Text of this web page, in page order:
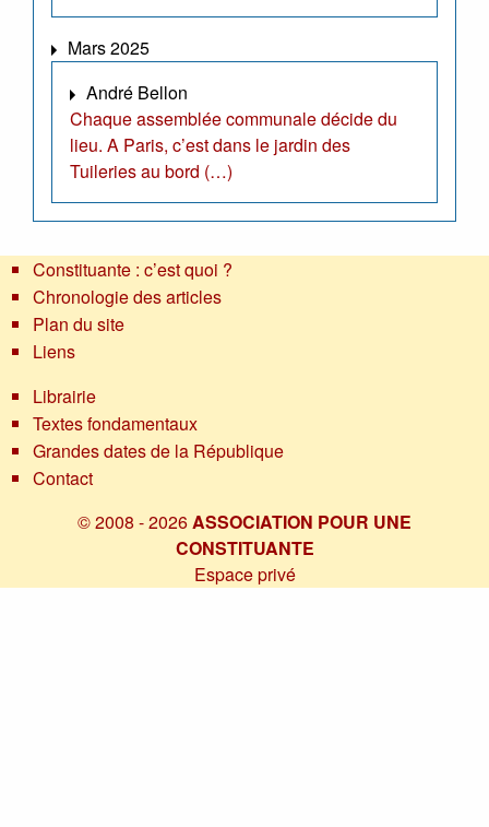
Mars 2025
André Bellon
Chaque assemblée communale décide du
lieu. A Paris, c’est dans le jardin des
Tuileries au bord (…)
Constituante : c’est quoi ?
Chronologie des articles
Plan du site
Liens
Librairie
Textes fondamentaux
Grandes dates de la République
Contact
© 2008 - 2026ASSOCIATION POUR UNE
CONSTITUANTE
Espace privé